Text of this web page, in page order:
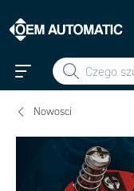
Nowosci